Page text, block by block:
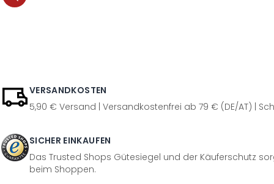
VERSANDKOSTEN
5,90 € Versand | Versandkostenfrei ab 79 € (DE/AT) |
SICHER EINKAUFEN
Das Trusted Shops Gütesiegel und der Käuferschutz
beim Shoppen.